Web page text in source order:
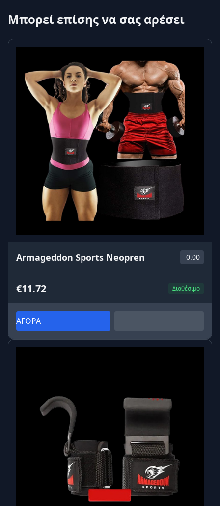
Μπορεί επίσης να σας αρέσει
Armageddon Sports Neopren 0.00
€11.72 Διαθέσιμο
ΑΓΟΡΑ